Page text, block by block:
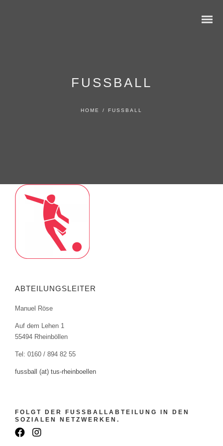
FUSSBALL
HOME / FUSSBALL
ABTEILUNGSLEITER
Manuel Röse
Auf dem Lehen 1
55494 Rheinböllen
Tel: 0160 / 894 82 55
fussball (at) tus-rheinboellen
FOLGT DER FUSSBALLABTEILUNG IN DEN
SOZIALEN NETZWERKEN.